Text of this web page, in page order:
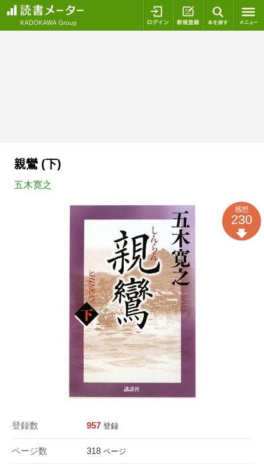
ログイン 新規登録
親鸞 (下)
五木寛之
登録数 957 登録
ページ数 318 ページ
感想
230